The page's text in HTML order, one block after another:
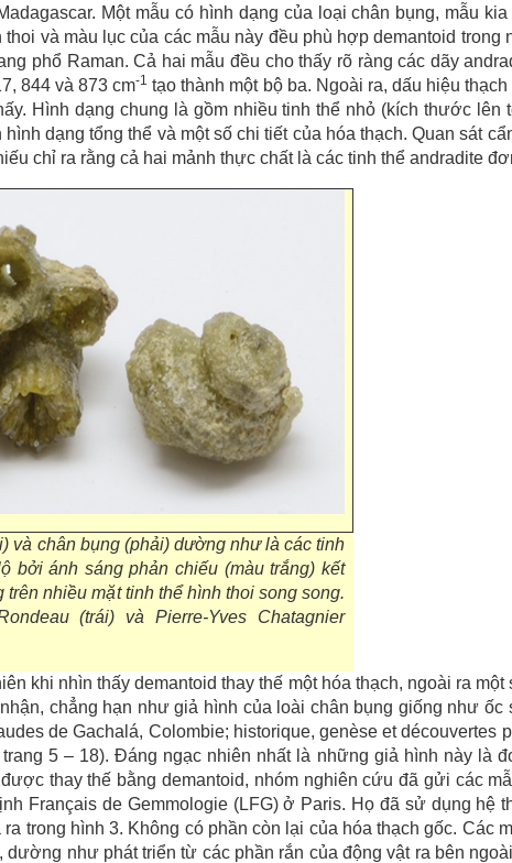
Một mẫu có hình dạng của loại chân bụng, mẫu
và màu lục của các mẫu này đều phù hợp demantoid trong
phổ Raman. Cả hai mẫu đều cho thấy rõ ràng các dãy
844 và 873 cm-1 tạo thành một bộ ba. Ngoài ra, dấu hiệu
Hình dạng chung là gồm nhiều tinh thể nhỏ (kích thước
dạng tổng thể và một số chi tiết của hóa thạch. Quan sát
chỉ ra rằng cả hai mảnh thực chất là các tinh thể andradite
và chân bụng (phải) dường như là các tinh
bởi ánh sáng phản chiếu (màu trắng) kết
nhiều mặt tinh thể hình thoi song song.
(trái) và Pierre-Yves Chatagnier
khi nhìn thấy demantoid thay thế một hóa thạch, ngoài ra
chẳng hạn như giả hình của loài chân bụng giống như ốc
de Gachalá, Colombie; historique, genèse et découvertes
trang 5 – 18). Đáng ngạc nhiên nhất là những giả hình này là
thay thế bằng demantoid, nhóm nghiên cứu đã gửi các
Français de Gemmologie (LFG) ở Paris. Họ đã sử dụng hệ
trong hình 3. Không có phần còn lại của hóa thạch gốc. Các
dường như phát triển từ các phần rắn của động vật ra bên